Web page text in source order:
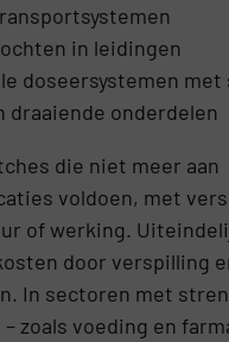
in leidingen
doseersystemen met
draaiende onderdelen
die niet meer aan
voldoen, met
of werking.
door verspilling
In sectoren met
zoals voeding en